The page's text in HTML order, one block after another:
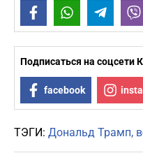
FacebookWhatsApp
Подписаться на соцсети
facebook
ТЭГИ: Дональд Трамп